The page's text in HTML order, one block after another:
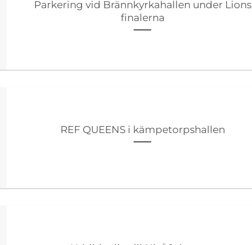
Parkering vid Brännkyrkahallen under Lions
finalerna
REF QUEENS i kämpetorpshallen